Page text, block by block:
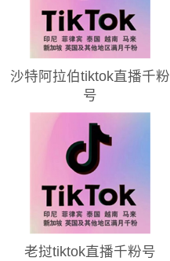
沙特阿拉伯tiktok直播千粉
号
老挝tiktok直播千粉号